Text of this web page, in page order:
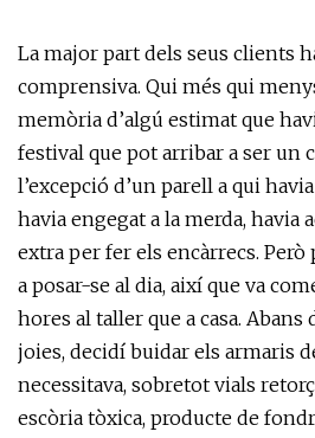
La major part dels seus clients
comprensiva. Qui més qui
memòria d’algú estimat que
festival que pot arribar a ser un
l’excepció d’un parell a qui
havia engegat a la merda, havia
extra per fer els encàrrecs.
a posar-se al dia, així que va
hores al taller que a casa. Abans
joies, decidí buidar els armaris
necessitava, sobretot vials
escòria tòxica, producte de